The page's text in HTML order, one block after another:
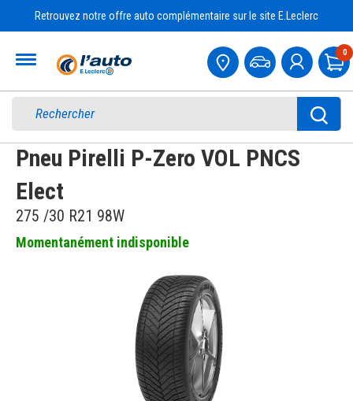
Retrouvez notre offre auto complémentaire sur le site E.Leclerc
0
Pneu Pirelli P-Zero VOL PNCS
Elect
275 /30 R21 98W
Momentanément indisponible